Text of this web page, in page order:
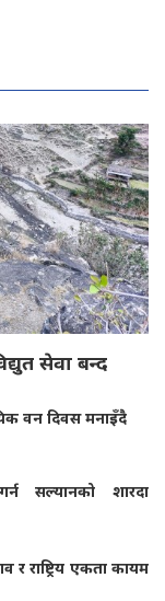
सेवा बन्द
वन दिवस मनाइँदै
सल्यानको शारदा
र राष्ट्रिय एकता कायम